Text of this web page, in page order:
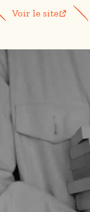
Voir le site